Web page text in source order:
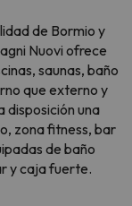
de Bormio y
Nuovi ofrece
saunas, baño
que externo y
disposición una
zona fitness, bar
de baño
y caja fuerte.